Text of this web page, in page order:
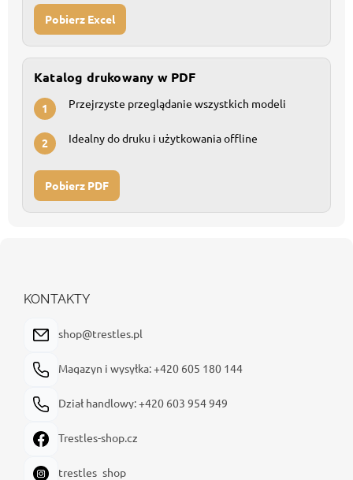
Pobierz Excel
Katalog drukowany w PDF
1 Przejrzyste przeglądanie wszystkich modeli
2 Idealny do druku i użytkowania offline
Pobierz PDF
KONTAKTY
shop@trestles.pl
Magazyn i wysyłka: +420 605 180 144
Dział handlowy: +420 603 954 949
Trestles-shop.cz
trestles_shop